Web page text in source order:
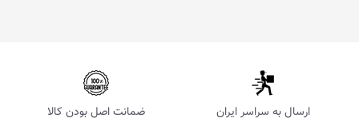
ارسال به سراسر ایران ضمانت اصل بودن کالا